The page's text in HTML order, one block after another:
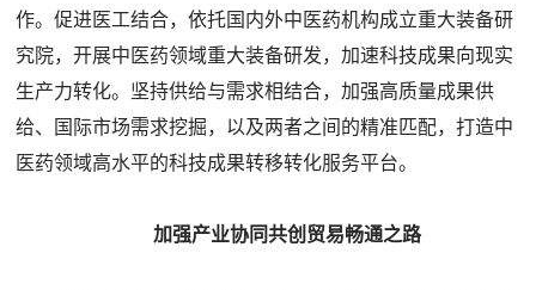
作。促进医工结合，依托国内外中医药机构成立重大装备研
究院，开展中医药领域重大装备研发，加速科技成果向现实
生产力转化。坚持供给与需求相结合，加强高质量成果供
给、国际市场需求挖掘，以及两者之间的精准匹配，打造中
医药领域高水平的科技成果转移转化服务平台。
加强产业协同共创贸易畅通之路